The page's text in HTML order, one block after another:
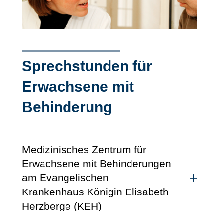
Sprechstunden für
Erwachsene mit
Behinderung
Medizinisches Zentrum für
Erwachsene mit Behinderungen
am Evangelischen
Krankenhaus Königin Elisabeth
Herzberge (KEH)